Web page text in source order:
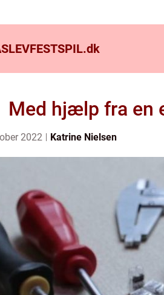
dk
Med hjælp fra en
2022 Katrine Nielsen